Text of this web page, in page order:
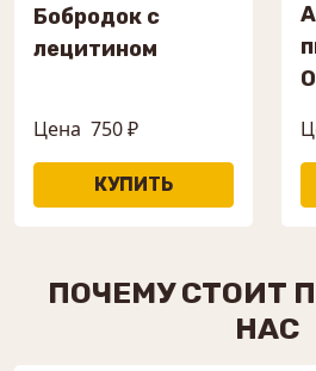
Бобродок с
лецитином
Цена 750 ₽
ПОЧЕМУ СТОИТ
НАС